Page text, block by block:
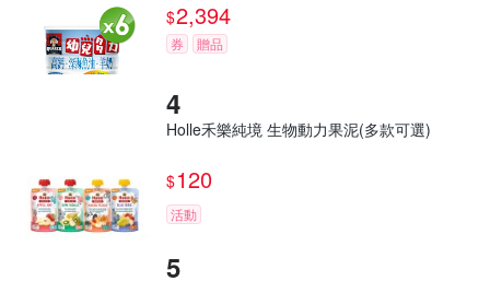
$2,394
券 贈品
Holle禾樂純境 生物動力果泥(多款可選)
$120
活動